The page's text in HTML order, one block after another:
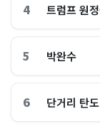
4 트럼프 원
5 박완수
6 단거리 탄